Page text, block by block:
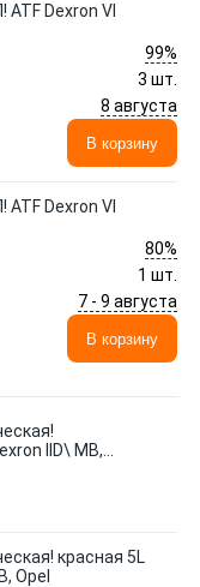
Dexron VI
99%
3 шт.
8 августа
В корзину
Dexron VI
80%
1 шт.
7 - 9 августа
В корзину
IID\ MB,
красная 5L
Opel